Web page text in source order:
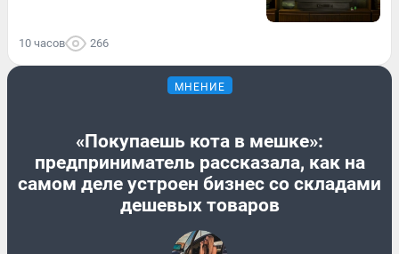
10 часов 266
МНЕНИЕ
«Покупаешь кота в мешке»:
предприниматель рассказала, как на
самом деле устроен бизнес со складами
дешевых товаров